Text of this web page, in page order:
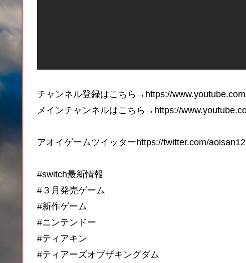
チャンネル登録はこちら→https://
メインチャンネルはこちら→https://
アオイゲームツイッターhttps://twitter.com/
#switch最新情報
#３月発売ゲーム
#新作ゲーム
#ニンテンドー
#ティアキン
#ティアーズオブザキングダム